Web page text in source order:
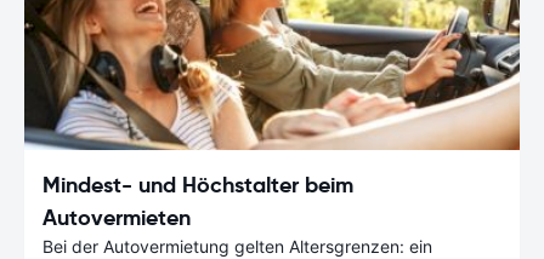
Mindest- und Höchstalter beim
Autovermieten
Bei der Autovermietung gelten Altersgrenzen: ein